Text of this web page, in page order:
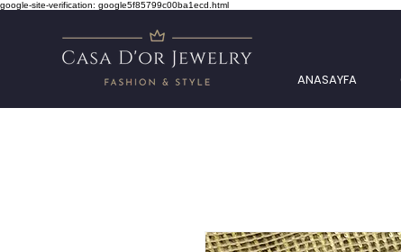
google-site-verification: google5f85799c00ba1ecd.html
ANASAYFA